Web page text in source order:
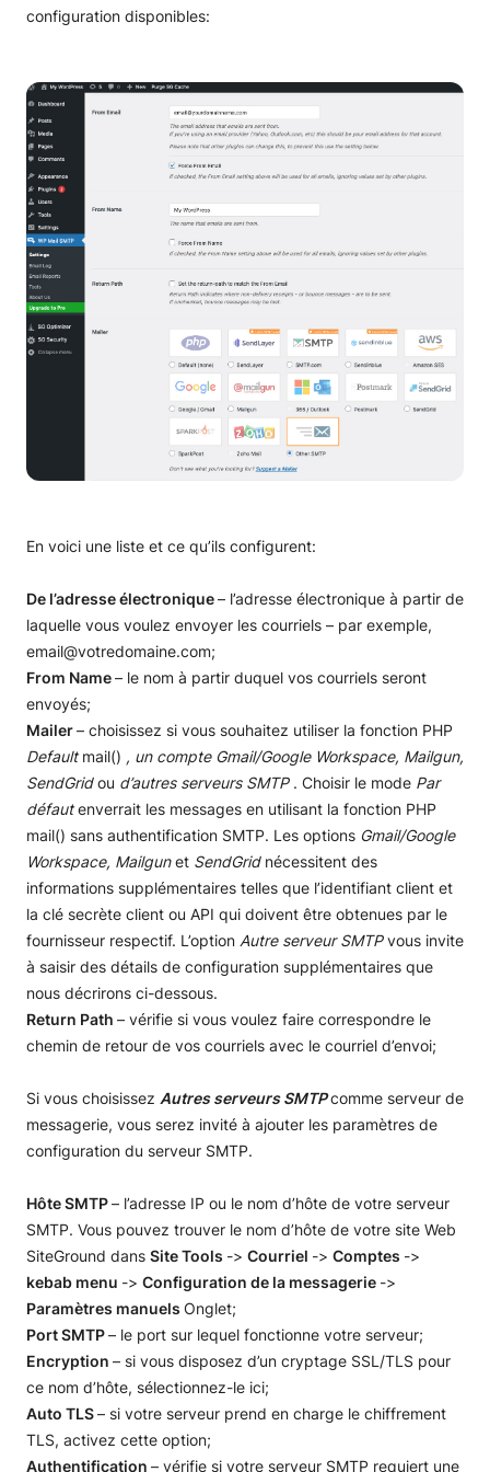
Référencement WordPress
Comment supprimer la barre d’utilisateur de
Changer la langue de WordPress
WordPress FAQ
configuration disponibles:
En voici une liste et ce qu’ils configurent:
De l’adresse électronique– l’adresse électronique à partir de
laquelle vous voulez envoyer les courriels – par exemple,
email@votredomaine.com;
From Name– le nom à partir duquel vos courriels seront
envoyés;
Mailer– choisissez si vous souhaitez utiliser la fonction PHP
Defaultmail() , un compte Gmail/Google Workspace, Mailgun,
SendGridou d’autres serveurs SMTP . Choisir le mode Par
défautenverrait les messages en utilisant la fonction PHP
mail() sans authentification SMTP. Les options Gmail/Google
Workspace, Mailgunet SendGrid nécessitent des
informations supplémentaires telles que l’identifiant client et
la clé secrète client ou API qui doivent être obtenues par le
fournisseur respectif. L’option Autre serveur SMTPvous invite
à saisir des détails de configuration supplémentaires que
nous décrirons ci-dessous.
Return Path – vérifie si vous voulez faire correspondre le
chemin de retour de vos courriels avec le courriel d’envoi;
Si vous choisissez Autres serveurs SMTPcomme serveur de
messagerie, vous serez invité à ajouter les paramètres de
configuration du serveur SMTP.
Hôte SMTP– l’adresse IP ou le nom d’hôte de votre serveur
SMTP. Vous pouvez trouver le nom d’hôte de votre site Web
SiteGround dans Site Tools -> Courriel -> Comptes ->
kebab menu -> Configuration de la messagerie ->
Paramètres manuels Onglet;
Port SMTP– le port sur lequel fonctionne votre serveur;
Encryption – si vous disposez d’un cryptage SSL/TLS pour
ce nom d’hôte, sélectionnez-le ici;
Auto TLS– si votre serveur prend en charge le chiffrement
TLS, activez cette option;
Authentification – vérifie si votre serveur SMTP requiert une